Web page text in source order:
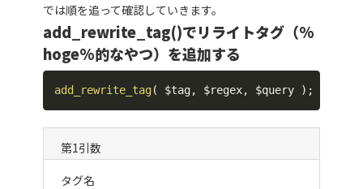
では順を追って確認していきます。
add_rewrite_tag()でリライトタグ（%
hoge%的なやつ）を追加する
add_rewrite_tag( $tag, $regex, $query ) ;
第1引数
タグ名